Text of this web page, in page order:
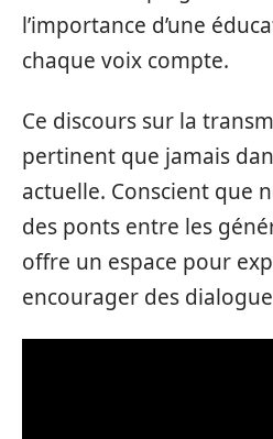
l’importance d’une
chaque voix compte.
Ce discours sur la
pertinent que jamais
actuelle. Conscient que
des ponts entre les
offre un espace pour
encourager des